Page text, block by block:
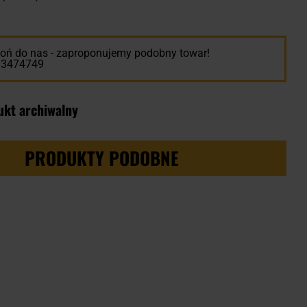
do nas - zaproponujemy podobny towar!
archiwalny
PRODUKTY PODOBNE